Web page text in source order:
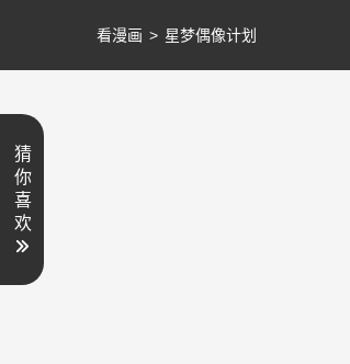
看漫画 > 星梦偶像计划
猜
你
喜
欢